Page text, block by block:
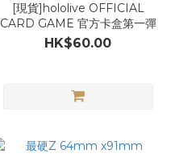
[現貨]hololive OFFICIAL
CARD GAME 官方卡盒第一彈
HK$60.00